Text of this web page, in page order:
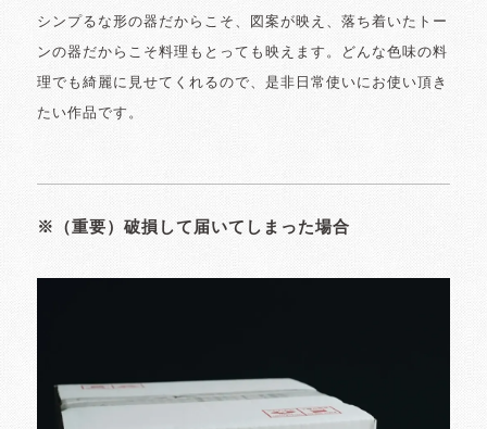
シンプるな形の器だからこそ、図案が映え、落ち着いたトー
ンの器だからこそ料理もとっても映えます。どんな色味の料
理でも綺麗に見せてくれるので、是非日常使いにお使い頂き
たい作品です。
※（重要）破損して届いてしまった場合